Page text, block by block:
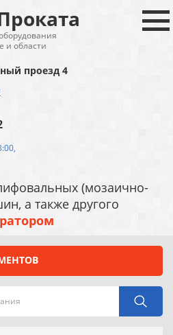
и области
проезд 4
(мозаично-
а также другого